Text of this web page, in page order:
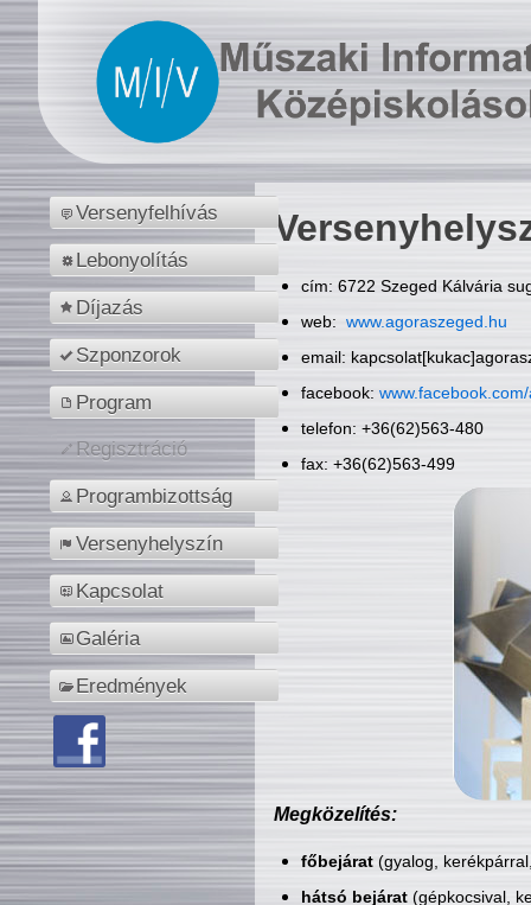
Versenyfelhívás
Lebonyolítás
Díjazás
Szponzorok
Program
Regisztráció
Programbizottság
Versenyhelyszín
Kapcsolat
Galéria
Eredmények
cím: 6722 Szeged Kálvária
web: www.agoraszeged.hu
email:
facebook:
telefon: +36(62)563-480
fax: +36(62)563-499
Megközelítés:
főbejárat(gyalog,
hátsó bejárat(gépkocsival,